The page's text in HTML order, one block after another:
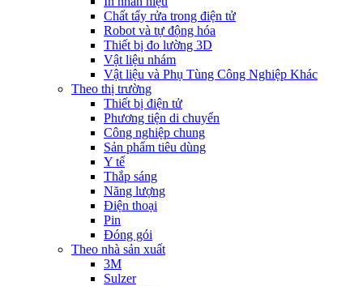
Chất tẩy rửa trong điện tử
Robot và tự động hóa
Thiết bị đo lường 3D
Vật liệu nhám
Vật liệu và Phụ Tùng Công Nghiệp Khác
Theo thị trường
Thiết bị điện tử
Phương tiện di chuyển
Công nghiệp chung
Sản phẩm tiêu dùng
Y tế
Thắp sáng
Năng lượng
Điện thoại
Pin
Đóng gói
Theo nhà sản xuất
3M
Sulzer